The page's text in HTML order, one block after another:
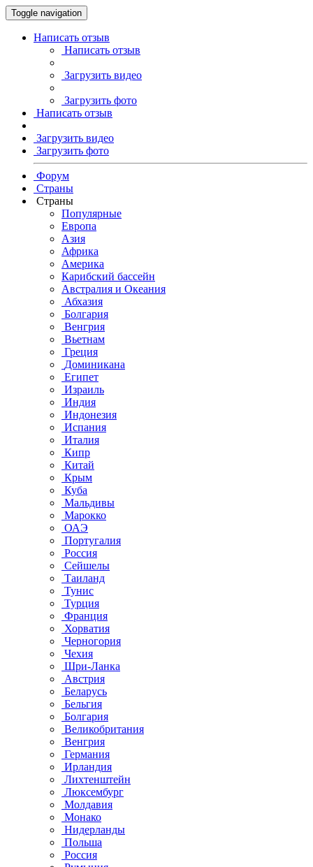
Toggle navigation
Написать отзыв
Написать отзыв
Загрузить видео
Загрузить фото
Написать отзыв
Загрузить видео
Загрузить фото
Форум
Страны
Страны
Популярные
Европа
Азия
Африка
Америка
Карибский бассейн
Австралия и Океания
Абхазия
Болгария
Венгрия
Вьетнам
Греция
Доминикана
Египет
Израиль
Индия
Индонезия
Испания
Италия
Кипр
Китай
Крым
Куба
Мальдивы
Марокко
ОАЭ
Португалия
Россия
Сейшелы
Таиланд
Тунис
Турция
Франция
Хорватия
Черногория
Чехия
Шри-Ланка
Австрия
Беларусь
Бельгия
Болгария
Великобритания
Венгрия
Германия
Ирландия
Лихтенштейн
Люксембург
Молдавия
Монако
Нидерланды
Польша
Россия